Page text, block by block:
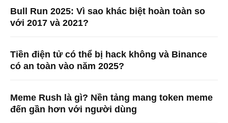
Bull Run 2025: Vì sao khác biệt hoàn toàn so
với 2017 và 2021?
Tiền điện tử có thể bị hack không và Binance
có an toàn vào năm 2025?
Meme Rush là gì? Nền tảng mang token meme
đến gần hơn với người dùng